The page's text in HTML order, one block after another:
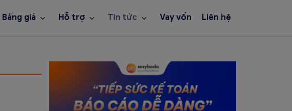
Bảng giá Hỗ trợ Tin tức Vay vốn Liên hệ